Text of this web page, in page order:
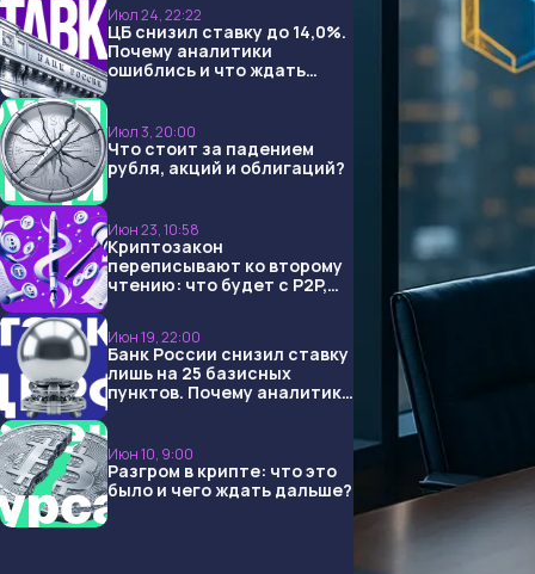
Июл 24, 22:22
ЦБ снизил ставку до 14,0%.
Почему аналитики
ошиблись и что ждать
Июл 3, 20:00
Что стоит за падением
рубля, акций и облигаций?
Июн 23, 10:58
Криптозакон
переписывают ко второму
чтению: что будет с P2P,
Июн 19, 22:00
Банк России снизил ставку
лишь на 25 базисных
пунктов. Почему аналитики
Июн 10, 9:00
Разгром в крипте: что это
было и чего ждать дальше?